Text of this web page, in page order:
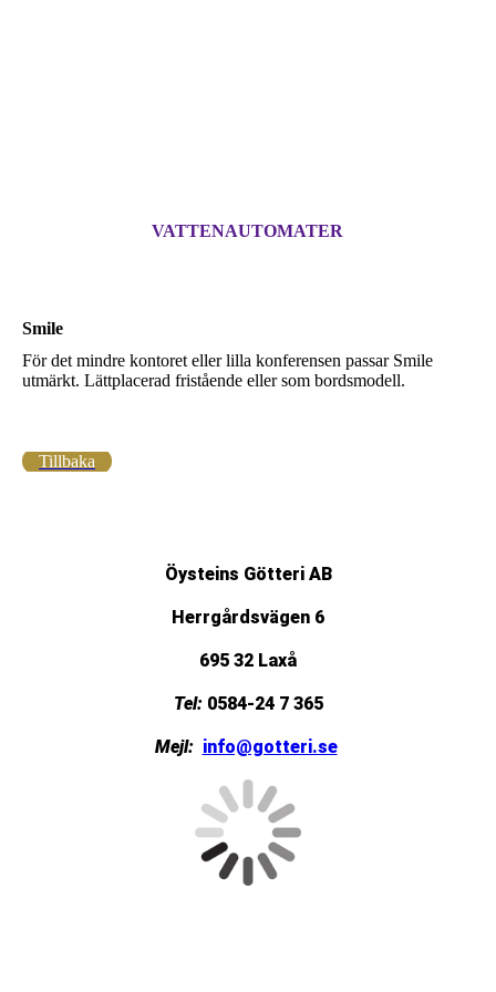
VATTENAUTOMATER
Smile
För det mindre kontoret eller lilla konferensen passar Smile
utmärkt. Lättplacerad fristående eller som bordsmodell.
Tillbaka
Öysteins Götteri AB
Herrgårdsvägen 6
695 32 Laxå
Tel:0584-24 7 365
Mejl: info@gotteri.se